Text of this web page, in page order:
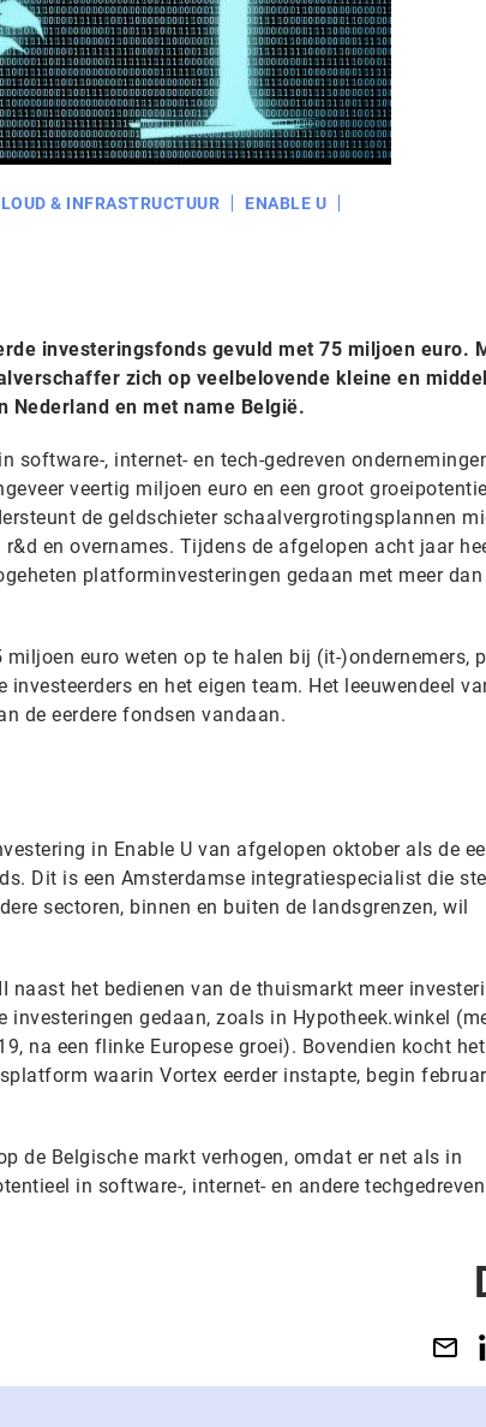
& INFRASTRUCTUUR
ENABLE U
investeringsfonds gevuld met 75 miljoen euro.
zich op veelbelovende kleine en
en met name België.
software-, internet- en tech-gedreven
veertig miljoen euro en een groot
de geldschieter schaalvergrotingsplannen
en overnames. Tijdens de afgelopen acht jaar
platforminvesteringen gedaan met meer
euro weten op te halen bij (it-)ondernemers,
en het eigen team. Het leeuwendeel
de eerdere fondsen vandaan.
in Enable U van afgelopen oktober als de
Dit is een Amsterdamse integratiespecialist die
sectoren, binnen en buiten de landsgrenzen, wil
naast het bedienen van de thuismarkt meer
investeringen gedaan, zoals in Hypotheek.winkel
na een flinke Europese groei). Bovendien kocht het
waarin Vortex eerder instapte, begin
de Belgische markt verhogen, omdat er net als in
in software-, internet- en andere techgedreven